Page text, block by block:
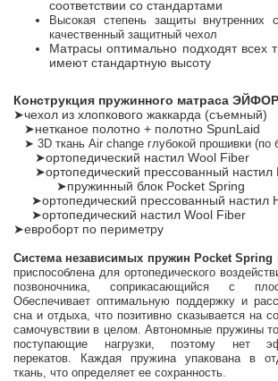
соответствии со стандартами
Высокая степень защиты внутренних
качественный защитный чехол
Матрасы оптимально подходят всех
имеют стандартную высоту
Конструкция пружинного матраса
➤чехол из хлопкового жаккарда (съемный)
➤нетканое полотно + полотно SpunLaid
➤ 3D ткань Air change глубокой прошивки (по
➤ортопедический настил Wool Fiber
➤ортопедический прессованный настил
➤пружинный блок Pocket Spring
➤ортопедический прессованный настил
➤ортопедический настил Wool Fiber
➤евроборт по периметру
Система независимых пружин Pocket Spring
приспособлена для ортопедического
позвоночника, соприкасающийся с
Обеспечивает оптимальную поддержку и
сна и отдыха, что позитивно сказывается на
самочувствии в целом. Автономные пружины
поступающие нагрузки, поэтому нет
перекатов. Каждая пружина упакована в
ткань, что определяет ее сохранность.